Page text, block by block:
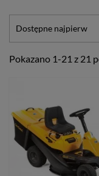
Dostępne najpierw
Pokazano 1-21 z 21